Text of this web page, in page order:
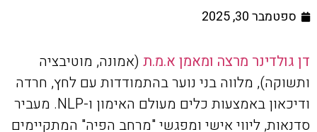
ספטמבר 30, 2025
דן גולדינר מרצה ומאמן א.מ.ת (אמונה, מוטיבציה
ותשוקה), מלווה בני נוער בהתמודדות עם לחץ, חרדה
ודיכאון באמצעות כלים מעולם האימון ו-NLP. מעביר
סדנאות, ליווי אישי ומפגשי "מרחב הפיה" המתקיימים